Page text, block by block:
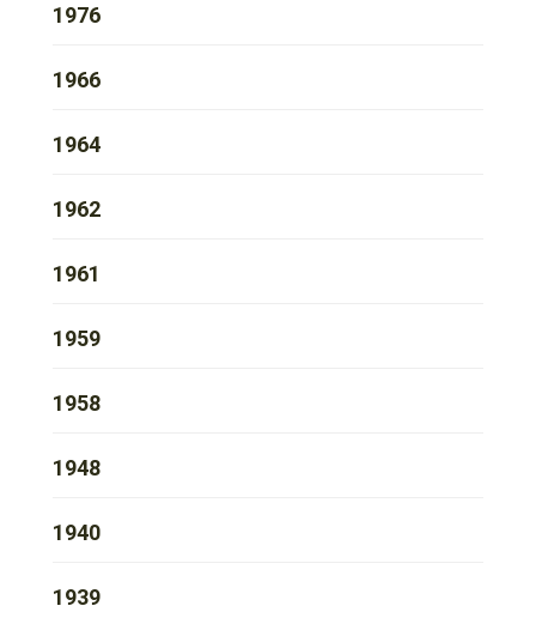
1976
1966
1964
1962
1961
1959
1958
1948
1940
1939